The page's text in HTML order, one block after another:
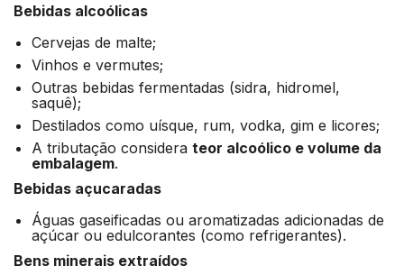
Bebidas alcoólicas
Cervejas de malte;
Vinhos e vermutes;
Outras bebidas fermentadas (sidra, hidromel,
saquê);
Destilados como uísque, rum, vodka, gim e licores;
A tributação considera teor alcoólico e volume da
embalagem.
Bebidas açucaradas
Águas gaseificadas ou aromatizadas adicionadas de
açúcar ou edulcorantes (como refrigerantes).
Bens minerais extraídos